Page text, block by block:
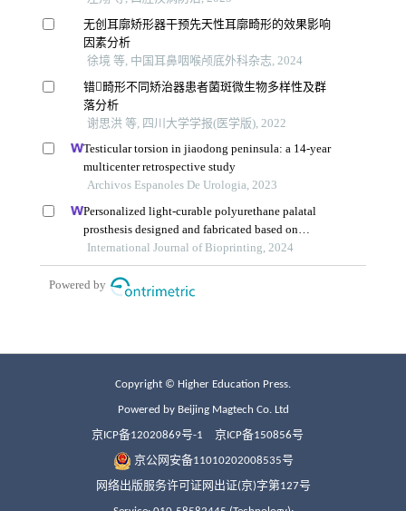
Copyright © Higher Education Press.
Powered by Beijing Magtech Co. Ltd
京ICP备12020869号-1 京ICP备150856号
京公网安备11010202008535号
网络出版服务许可证网出证(京)字第127号